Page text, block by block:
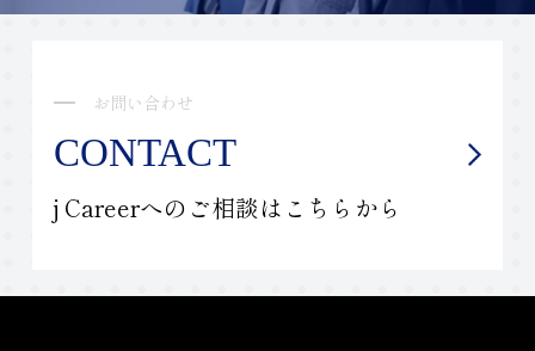
お問い合わせ
CONTACT
j Careerへのご相談はこちらから